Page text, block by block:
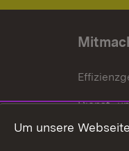
Dienst-
Um unsere